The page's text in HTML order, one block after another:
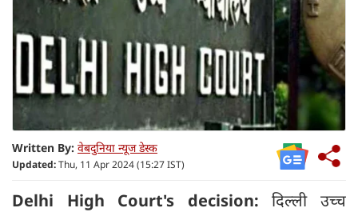
Written By: वेबदुनिया न्यूज डेस्क
Updated:Thu, 11 Apr 2024 (15:27 IST)
Delhi High Court's decision: दिल्ली उच्च